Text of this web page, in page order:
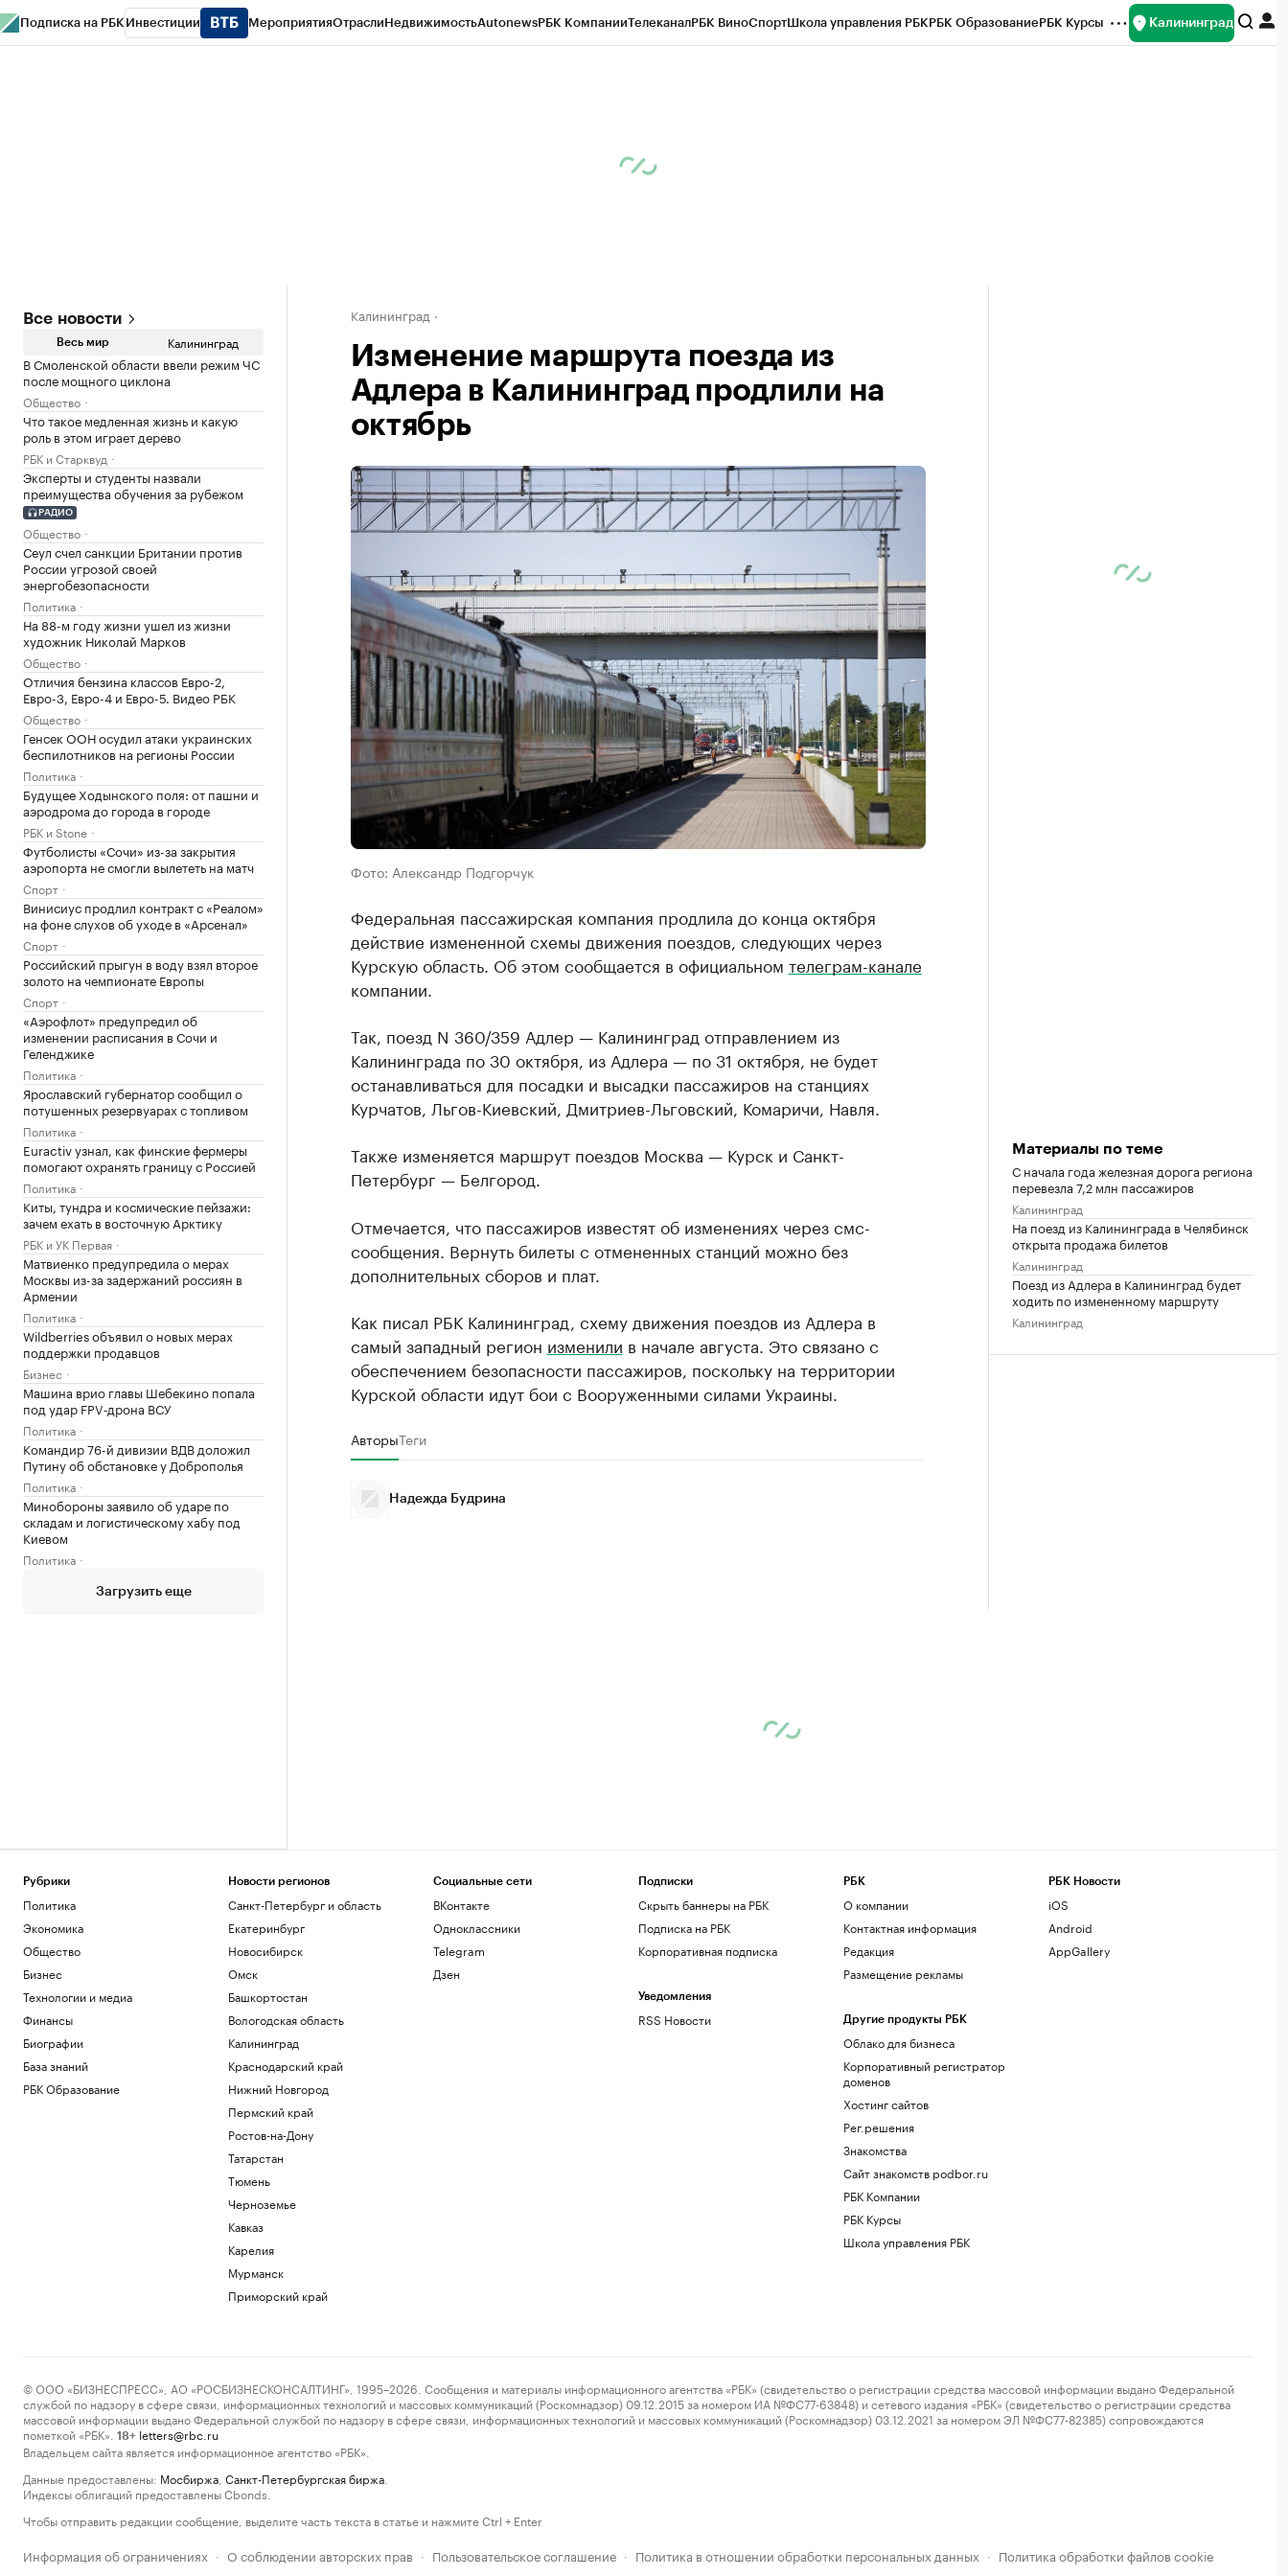
Подписка на РБК Инвестиции МероприятияОтраслиНедвижимостьAutonewsРБК КомпанииТелеканалРБК ВиноСпортШкола управления РБКРБК ОбразованиеРБК Курсы Калининград
Все новости
Весь мир Калининград
В Смоленской области ввели режим ЧС
после мощного циклона
Общество
Что такое медленная жизнь и какую
роль в этом играет дерево
РБК и Старквуд
Эксперты и студенты назвали
преимущества обучения за рубежом
РАДИО
Общество
Сеул счел санкции Британии против
России угрозой своей
энергобезопасности
Политика
На 88-м году жизни ушел из жизни
художник Николай Марков
Общество
Отличия бензина классов Евро-2,
Евро-3, Евро-4 и Евро-5. Видео РБК
Общество
Генсек ООН осудил атаки украинских
беспилотников на регионы России
Политика
Будущее Ходынского поля: от пашни и
аэродрома до города в городе
РБК и Stone
Футболисты «Сочи» из-за закрытия
аэропорта не смогли вылететь на матч
Спорт
Винисиус продлил контракт с «Реалом»
на фоне слухов об уходе в «Арсенал»
Спорт
Российский прыгун в воду взял второе
золото на чемпионате Европы
Спорт
«Аэрофлот» предупредил об
изменении расписания в Сочи и
Геленджике
Политика
Ярославский губернатор сообщил о
потушенных резервуарах с топливом
Политика
Euractiv узнал, как финские фермеры
помогают охранять границу с Россией
Политика
Киты, тундра и космические пейзажи:
зачем ехать в восточную Арктику
РБК и УК Первая
Матвиенко предупредила о мерах
Москвы из-за задержаний россиян в
Армении
Политика
Wildberries объявил о новых мерах
поддержки продавцов
Бизнес
Машина врио главы Шебекино попала
под удар FPV‑дрона ВСУ
Политика
Командир 76-й дивизии ВДВ доложил
Путину об обстановке у Доброполья
Политика
Минобороны заявило об ударе по
складам и логистическому хабу под
Киевом
Политика
Загрузить еще
Калининград
Изменение маршрута поезда из
Адлера в Калининград продлили на
октябрь
Фото: Александр Подгорчук
Федеральная пассажирская компания продлила до конца октября
действие измененной схемы движения поездов, следующих через
Курскую область. Об этом сообщается в официальном телеграм-канале
компании.
Так, поезд N 360/359 Адлер — Калининград отправлением из
Калининграда по 30 октября, из Адлера — по 31 октября, не будет
останавливаться для посадки и высадки пассажиров на станциях
Курчатов, Льгов-Киевский, Дмитриев-Льговский, Комаричи, Навля.
Также изменяется маршрут поездов Москва — Курск и Санкт-
Петербург — Белгород.
Отмечается, что пассажиров известят об изменениях через смс-
сообщения. Вернуть билеты с отмененных станций можно без
дополнительных сборов и плат.
Как писал РБК Калининград, схему движения поездов из Адлера в
самый западный регион изменили в начале августа. Это связано с
обеспечением безопасности пассажиров, поскольку на территории
Курской области идут бои с Вооруженными силами Украины.
АвторыТеги
Надежда Будрина
Материалы по теме
С начала года железная дорога региона
перевезла 7,2 млн пассажиров
Калининград
На поезд из Калининграда в Челябинск
открыта продажа билетов
Калининград
Поезд из Адлера в Калининград будет
ходить по измененному маршруту
Калининград
Рубрики
Политика
Экономика
Общество
Бизнес
Технологии и медиа
Финансы
Биографии
База знаний
РБК Образование
Новости регионов
Санкт-Петербург и область
Екатеринбург
Новосибирск
Омск
Башкортостан
Вологодская область
Калининград
Краснодарский край
Нижний Новгород
Пермский край
Ростов-на-Дону
Татарстан
Тюмень
Черноземье
Кавказ
Карелия
Мурманск
Приморский край
Социальные сети
ВКонтакте
Одноклассники
Telegram
Дзен
Подписки
Скрыть баннеры на РБК
Подписка на РБК
Корпоративная подписка
Уведомления
RSS Новости
РБК
О компании
Контактная информация
Редакция
Размещение рекламы
Другие продукты РБК
Облако для бизнеса
Корпоративный регистратор
доменов
Хостинг сайтов
Рег.решения
Знакомства
Сайт знакомств podbor.ru
РБК Компании
РБК Курсы
Школа управления РБК
РБК Новости
iOS
Android
AppGallery
© ООО «БИЗНЕСПРЕСС», АО «РОСБИЗНЕСКОНСАЛТИНГ», 1995–2026. Сообщения и материалы информационного агентства «РБК» (свидетельство о регистрации средства массовой информации выдано Федеральной
службой по надзору в сфере связи, информационных технологий и массовых коммуникаций (Роскомнадзор) 09.12.2015 за номером ИА №ФС77-63848) и сетевого издания «РБК» (свидетельство о регистрации средства
массовой информации выдано Федеральной службой по надзору в сфере связи, информационных технологий и массовых коммуникаций (Роскомнадзор) 03.12.2021 за номером ЭЛ №ФС77-82385) сопровождаются
пометкой «РБК».
18+ letters@rbc.ru
Владельцем сайта является информационное агентство «РБК».
Данные предоставлены: Мосбиржа Санкт-Петербургская биржа
Индексы облигаций предоставлены Cbonds.
Чтобы отправить редакции сообщение, выделите часть текста в статье и нажмите Ctrl + Enter
Информация об ограничениях · О соблюдении авторских прав · Пользовательское соглашение · Политика в отношении обработки персональных данных · Политика обработки файлов cookie